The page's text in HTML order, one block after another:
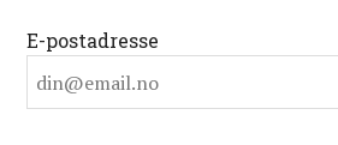
E-postadresse